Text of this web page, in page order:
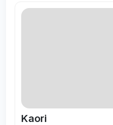
Kaori